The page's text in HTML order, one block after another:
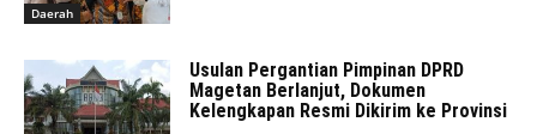
Daerah
Usulan Pergantian Pimpinan DPRD
Magetan Berlanjut, Dokumen
Kelengkapan Resmi Dikirim ke Provinsi